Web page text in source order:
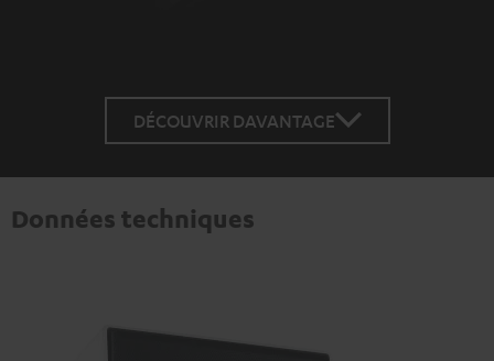
DÉCOUVRIR DAVANTAGE
Données techniques